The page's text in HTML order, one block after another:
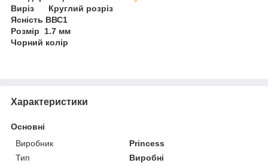
Виріз Круглий розріз
Ясність ВВС1
Розмір 1.7 мм
Чорний колір
Характеристики
Основні
Виробник
Princess
Тип
Виробні